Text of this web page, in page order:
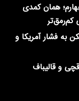
همان کمدی
کم‌رمق‌تر
به فشار آمریکا و
و قالیباف